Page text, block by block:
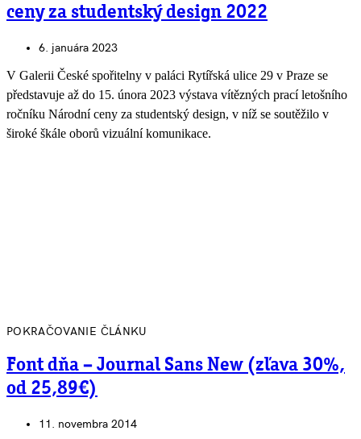
ceny za studentský design 2022
6. januára 2023
V Galerii České spořitelny v paláci Rytířská ulice 29 v Praze se
představuje až do 15. února 2023 výstava vítězných prací letošního
ročníku Národní ceny za studentský design, v níž se soutěžilo v
široké škále oborů vizuální komunikace.
POKRAČOVANIE ČLÁNKU
Font dňa – Journal Sans New (zľava 30%,
od 25,89€)
11. novembra 2014